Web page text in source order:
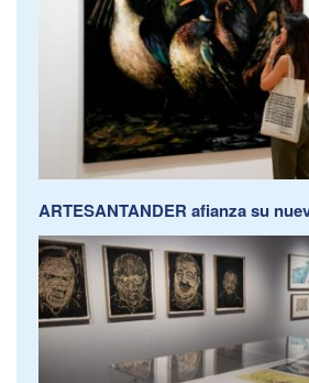
ARTESANTANDER afianza su